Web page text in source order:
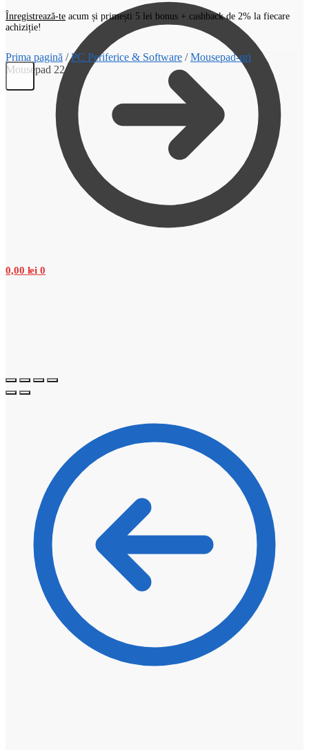
0,00 lei 0
Înregistrează-te acum și primești 5 lei bonus + cashback de 2% la fiecare
achiziție!
Prima pagină /PC Periferice & Software /Mousepad-uri
Mousepad 22 Cm